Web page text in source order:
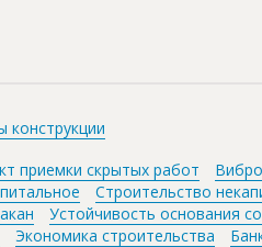
конструкции
приемки скрытых работ
Строительство
Устойчивость основания
Экономика строительства